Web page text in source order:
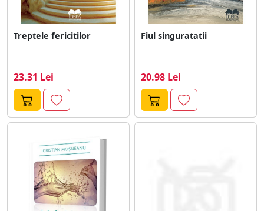
Treptele fericitilor
23.31 Lei
Fiul singuratatii
20.98 Lei